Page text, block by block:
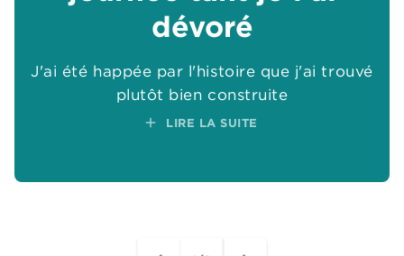
add
dévoré
J'ai été happée par l'histoire que j'ai trouvé
plutôt bien construite
add LIRE LA SUITE
add
add
add
dévoré
J'ai été happée par l'histoire que j'ai trouvé
plutôt bien construite
add LIRE LA SUITE